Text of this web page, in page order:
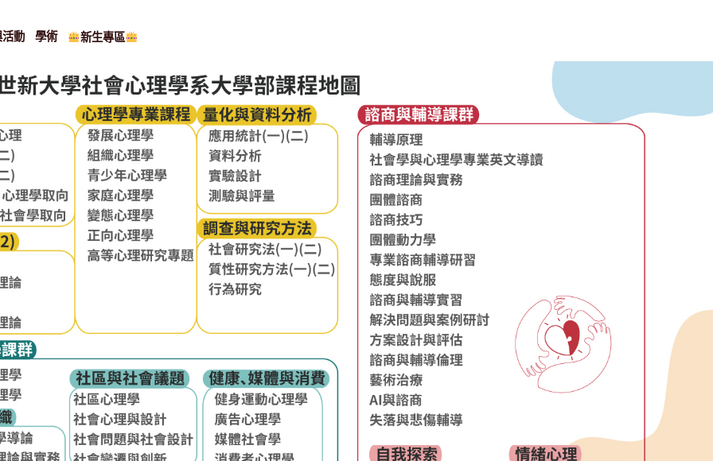
活動 學術 新生專區